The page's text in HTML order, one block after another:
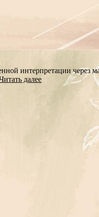
интерпретации через
далее